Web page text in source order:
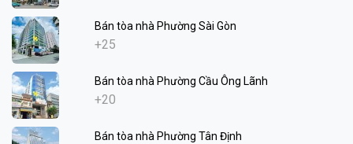
Bán tòa nhà Phường Sài Gòn
+25
Bán tòa nhà Phường Cầu Ông Lãnh
+20
Bán tòa nhà Phường Tân Định